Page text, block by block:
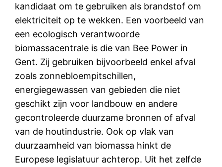
kandidaat om te gebruiken als brandstof om
elektriciteit op te wekken. Een voorbeeld van
een ecologisch verantwoorde
biomassacentrale is die van Bee Power in
Gent. Zij gebruiken bijvoorbeeld enkel afval
zoals zonnebloempitschillen,
energiegewassen van gebieden die niet
geschikt zijn voor landbouw en andere
gecontroleerde duurzame bronnen of afval
van de houtindustrie. Ook op vlak van
duurzaamheid van biomassa hinkt de
Europese legislatuur achterop. Uit het zelfde